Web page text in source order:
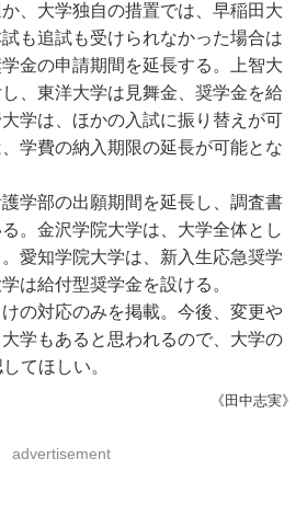
、大学独自の措置では、早稲田大
も追試も受けられなかった場合は
金の申請期間を延長する。上智大
、東洋大学は見舞金、奨学金を給
学は、ほかの入試に振り替えが可
学費の納入期限の延長が可能とな
学部の出願期間を延長し、調査書
。金沢学院大学は、大学全体とし
愛知学院大学は、新入生応急奨学
は給付型奨学金を設ける。
の対応のみを掲載。今後、変更や
学もあると思われるので、大学の
てほしい。
《田中志実》
advertisement